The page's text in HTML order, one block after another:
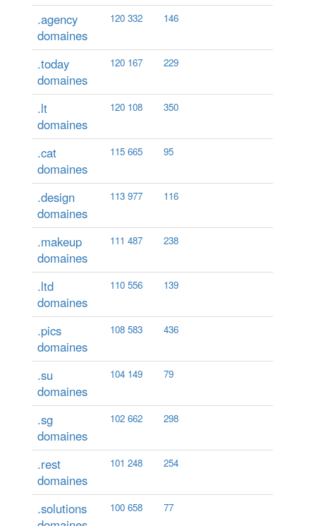
.agency
domaines
120 332 146
.today
domaines
120 167 229
.lt
domaines
120 108 350
.cat
domaines
115 665 95
.design
domaines
113 977 116
.makeup
domaines
111 487 238
.ltd
domaines
110 556 139
.pics
domaines
108 583 436
.su
domaines
104 149 79
.sg
domaines
102 662 298
.rest
domaines
101 248 254
.solutions
100 658 77